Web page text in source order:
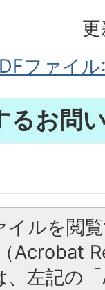
ファイル
るお問
イルを閲
Acrobat
、左記の